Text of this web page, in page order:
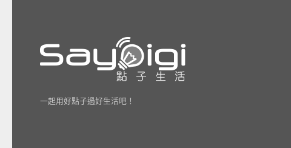
一起用好點子過好生活吧！